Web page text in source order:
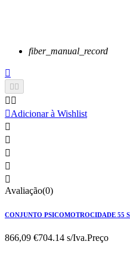
fiber_manual_record


 
Adicionar à Wishlist





Avaliação(0)
CONJUNTO PSICOMOTROCIDADE 55
866,09 €704.14 s/Iva.Preço